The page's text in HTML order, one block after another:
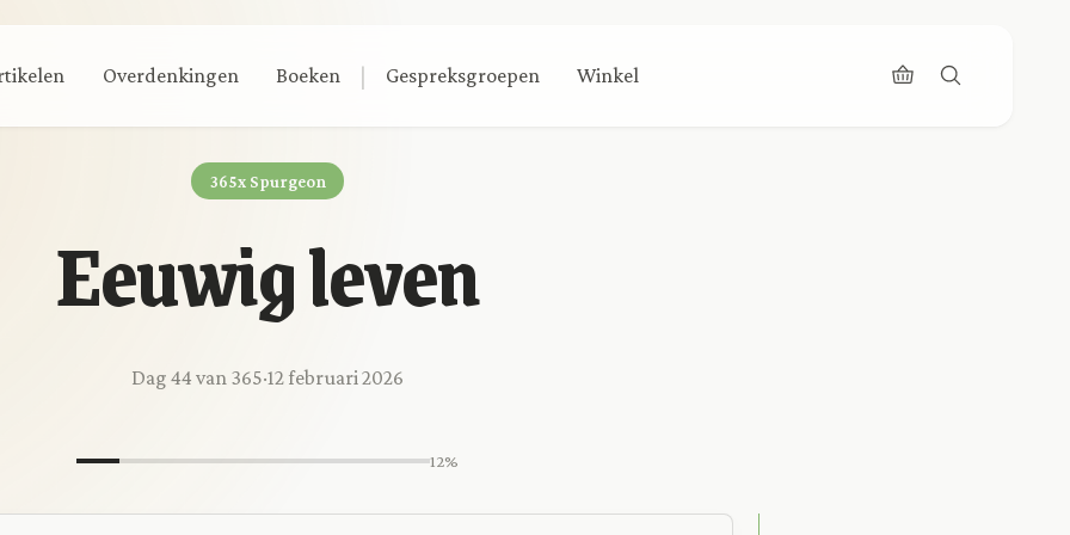
Overdenkingen Boeken | Gespreksgroepen Winkel
365x Spurgeon
Eeuwig leven
Dag 44 van 365·12 februari 2026
12%